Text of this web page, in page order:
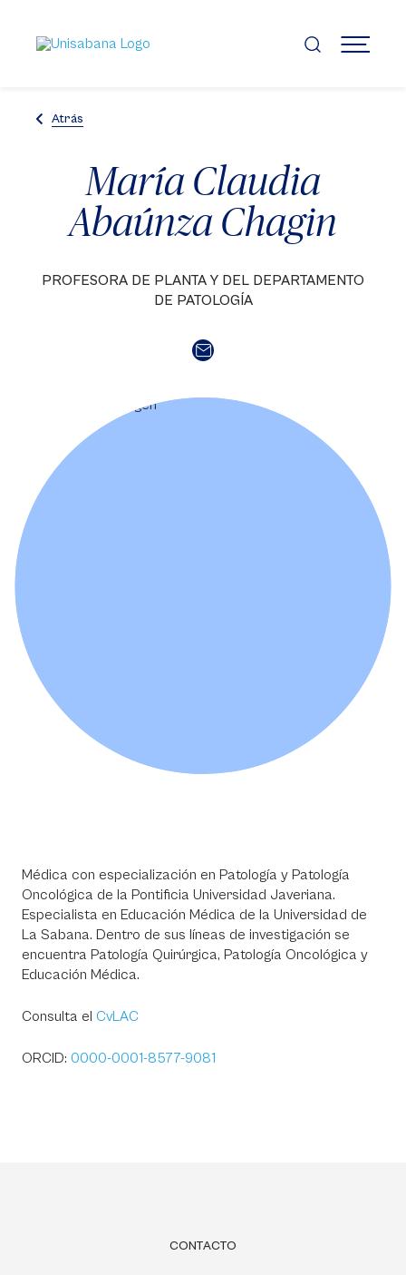
contenido
principal
MENÚ
Atrás
María Claudia
Abaúnza Chagin
PROFESORA DE PLANTA Y DEL DEPARTAMENTO
DE PATOLOGÍA
Médica con especialización en Patología y Patología
Oncológica de la Pontificia Universidad Javeriana.
Especialista en Educación Médica de la Universidad de
La Sabana. Dentro de sus líneas de investigación se
encuentra Patología Quirúrgica, Patología Oncológica y
Educación Médica.
Consulta el CvLAC
ORCID: 0000-0001-8577-9081
CONTACTO